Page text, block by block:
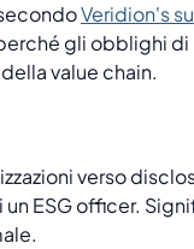
Veridion's
gli obblighi
value chain.
verso
ESG officer.